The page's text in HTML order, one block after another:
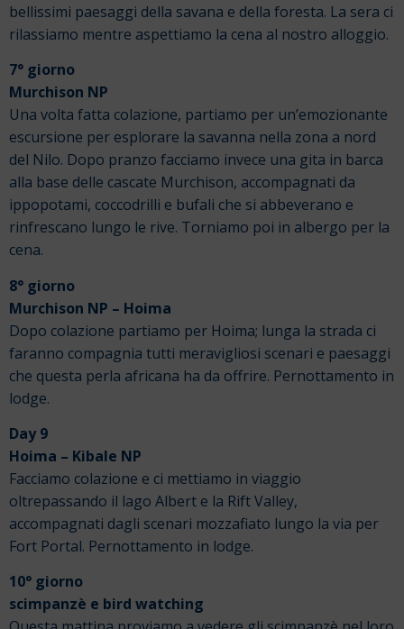
bellissimi paesaggi della savana e della foresta. La sera ci
rilassiamo mentre aspettiamo la cena al nostro alloggio.
7° giorno
Murchison NP
Una volta fatta colazione, partiamo per un’emozionante
escursione per esplorare la savanna nella zona a nord
del Nilo. Dopo pranzo facciamo invece una gita in barca
alla base delle cascate Murchison, accompagnati da
ippopotami, coccodrilli e bufali che si abbeverano e
rinfrescano lungo le rive. Torniamo poi in albergo per la
cena.
8° giorno
Murchison NP – Hoima
Dopo colazione partiamo per Hoima; lunga la strada ci
faranno compagnia tutti meravigliosi scenari e paesaggi
che questa perla africana ha da offrire. Pernottamento in
lodge.
Day 9
Hoima – Kibale NP
Facciamo colazione e ci mettiamo in viaggio
oltrepassando il lago Albert e la Rift Valley,
accompagnati dagli scenari mozzafiato lungo la via per
Fort Portal. Pernottamento in lodge.
10° giorno
scimpanzè e bird watching